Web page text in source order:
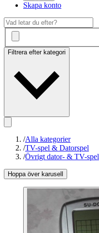
Skapa konto
Filtrera efter kategori
/Alla kategorier
/TV-spel & Datorspel
/Övrigt dator- & TV-spel
Hoppa över karusell